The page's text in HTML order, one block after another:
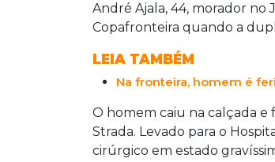
André Ajala, 44, morador no
Copafronteira quando a
LEIA TAMBÉM
Na fronteira, homem é
O homem caiu na calçada e
Strada. Levado para o
cirúrgico em estado